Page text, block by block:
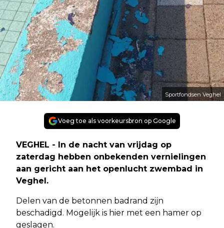
Sportfondsen Veghel
Voeg toe als voorkeursbron op Google
VEGHEL - In de nacht van vrijdag op
zaterdag hebben onbekenden vernielingen
aan gericht aan het openlucht zwembad in
Veghel.
Delen van de betonnen badrand zijn
beschadigd. Mogelijk is hier met een hamer op
geslagen.